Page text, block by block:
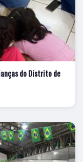
do Distrito de